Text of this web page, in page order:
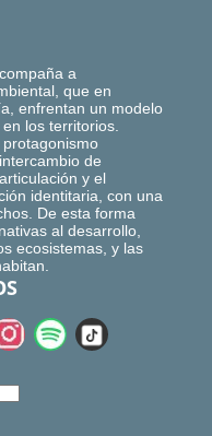
a
que en
enfrentan un modelo
los territorios.
de
y el
identitaria, con una
De esta forma
al desarrollo,
ecosistemas, y las